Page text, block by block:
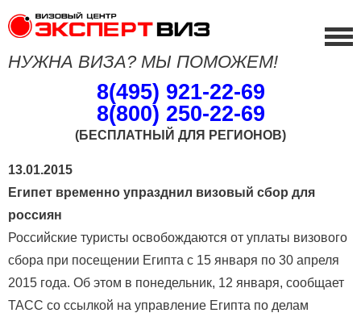
НУЖНА ВИЗА? МЫ ПОМОЖЕМ!
8(495) 921-22-69
8(800) 250-22-69
(БЕСПЛАТНЫЙ ДЛЯ РЕГИОНОВ)
13.01.2015
Египет временно упразднил визовый сбор для
россиян
Российские туристы освобождаются от уплаты визового
сбора при посещении Египта с 15 января по 30 апреля
2015 года. Об этом в понедельник, 12 января, сообщает
ТАСС со ссылкой на управление Египта по делам